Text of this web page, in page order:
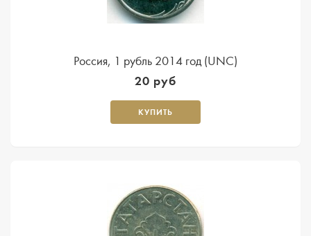
Россия, 1 рубль 2014 год (UNC)
20 руб
КУПИТЬ